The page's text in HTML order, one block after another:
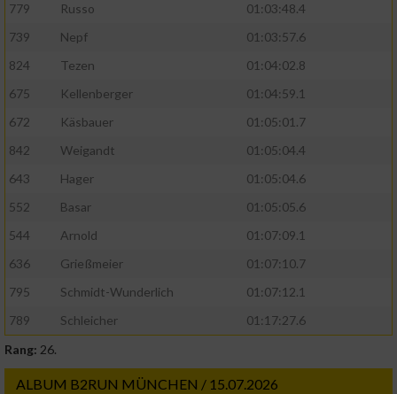
779
Russo
01:03:48.4
739
Nepf
01:03:57.6
824
Tezen
01:04:02.8
675
Kellenberger
01:04:59.1
672
Käsbauer
01:05:01.7
842
Weigandt
01:05:04.4
643
Hager
01:05:04.6
552
Basar
01:05:05.6
544
Arnold
01:07:09.1
636
Grießmeier
01:07:10.7
795
Schmidt-Wunderlich
01:07:12.1
789
Schleicher
01:17:27.6
Rang: 26.
ALBUM B2RUN MÜNCHEN / 15.07.2026